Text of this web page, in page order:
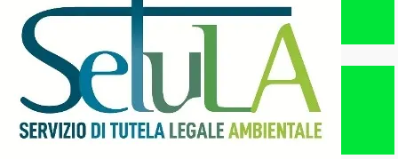
È stata pubblicata la sessione formativa di novembre 2024 con i...
Apri
WEBINAR SU SFALCI E POTATURE DA
MANUTENZIONE DEL VERDE URBANO
Martedì 19 marzo alle ore...